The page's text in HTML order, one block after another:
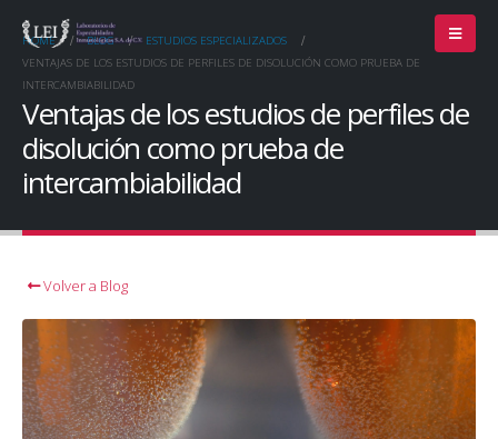
HOME BLOG
ESTUDIOS ESPECIALIZADOS
VENTAJAS DE LOS ESTUDIOS DE PERFILES DE DISOLUCIÓN COMO PRUEBA DE
INTERCAMBIABILIDAD
Ventajas de los estudios de perfiles de
disolución como prueba de
intercambiabilidad
Volver a Blog